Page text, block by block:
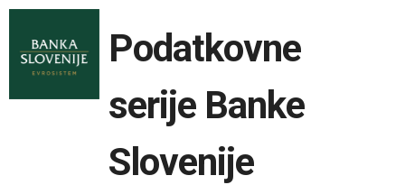
Podatkovne
serije Banke
Slovenije